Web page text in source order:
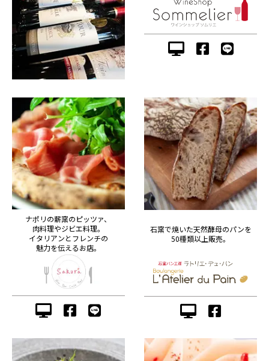
ナポリの薪窯のピッツァ、
肉料理やジビエ料理。
イタリアンとフレンチの
魅力を伝えるお店。
石窯で焼いた天然酵母のパンを
50種類以上販売。